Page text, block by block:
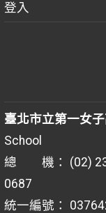
登入
臺北市立第一女
School
總 機： (02)
0687
統一編號：